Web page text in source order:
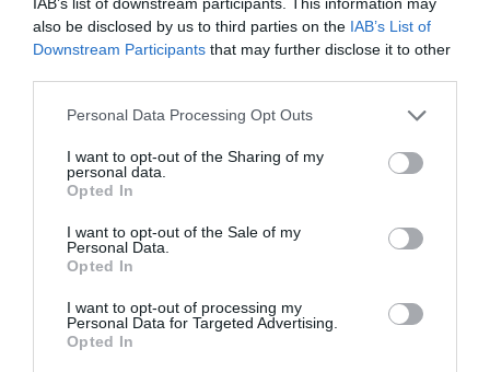
also be disclosed by us to third parties on the IAB’s List of
Downstream Participants that may further disclose it to other
Personal Data Processing Opt Outs
I want to opt-out of the Sharing of my
personal data.
Opted In
I want to opt-out of the Sale of my
Personal Data.
Opted In
I want to opt-out of processing my
Personal Data for Targeted Advertising.
Opted In